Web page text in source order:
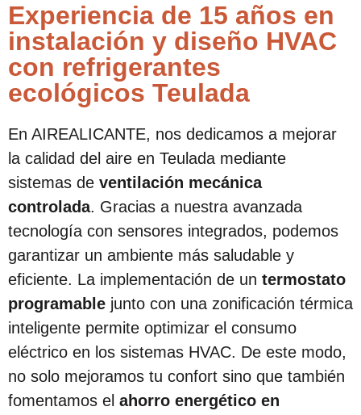
Experiencia de 15 años en
instalación y diseño HVAC
con refrigerantes
ecológicos Teulada
En AIREALICANTE, nos dedicamos a mejorar
la calidad del aire en Teulada mediante
sistemas de ventilación mecánica
controlada. Gracias a nuestra avanzada
tecnología con sensores integrados, podemos
garantizar un ambiente más saludable y
eficiente. La implementación de un termostato
programable junto con una zonificación térmica
inteligente permite optimizar el consumo
eléctrico en los sistemas HVAC. De este modo,
no solo mejoramos tu confort sino que también
fomentamos el ahorro energético en